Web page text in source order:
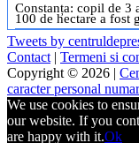
Tweets by
Contact | Termeni si
Copyright © 2026 |
caracter personal
We use cookies to
our website. If you
are happy with it.Ok